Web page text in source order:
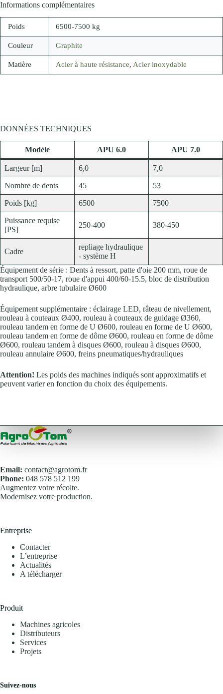
Informations complémentaires
Poids 6500-7500 kg
Couleur Graphite
Matière Acier à haute résistance, Acier inoxydable
DONNÉES TECHNIQUES
Modèle APU 6.0 APU 7.0
Largeur [m] 6,0 7,0
Nombre de dents 45 53
Poids [kg] 6500 7500
Puissance requise
[PS]
250-400 380-450
Cadre
repliage hydraulique
- système H
Équipement de série : Dents à ressort, patte d'oie 200 mm, roue de
transport 500/50-17, roue d'appui 400/60-15.5, bloc de distribution
hydraulique, arbre tubulaire Ø600
Équipement supplémentaire : éclairage LED, râteau de nivellement,
rouleau à couteaux Ø400, rouleau à couteaux de guidage Ø360,
rouleau tandem en forme de U Ø600, rouleau en forme de U Ø600,
rouleau tandem en forme de dôme Ø600, rouleau en forme de dôme
Ø600, rouleau tandem à disques Ø600, rouleau à disques Ø600,
rouleau annulaire Ø600, freins pneumatiques/hydrauliques
Attention! Les poids des machines indiqués sont approximatifs et
peuvent varier en fonction du choix des équipements.
Email: contact@agrotom.fr
Phone: 048 578 512 199
Augmentez votre récolte.
Modernisez votre production.
Entreprise
Contacter
L’entreprise
Actualités
A télécharger
Produit
Machines agricoles
Distributeurs
Services
Projets
Suivez-nous